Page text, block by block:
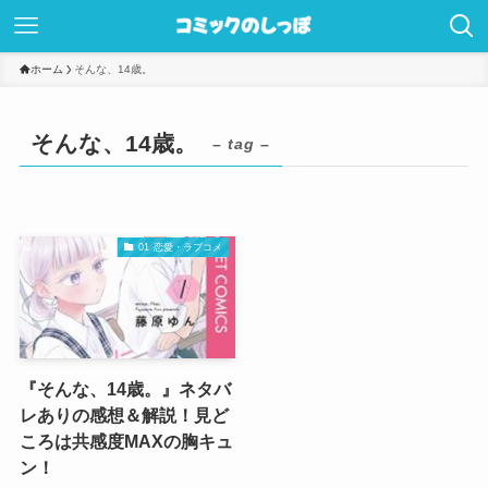
ホーム そんな、14歳。
そんな、14歳。 – tag –
01 恋愛・ラブコメ
『そんな、14歳。』ネタバ
レありの感想＆解説！見ど
ころは共感度MAXの胸キュ
ン！